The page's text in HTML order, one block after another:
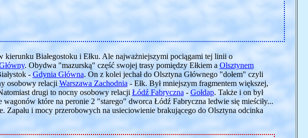
kierunku Białegostoku i Ełku. Ale najważniejszymi pociągami tej linii o
. Obydwa "mazurską" część swojej trasy pomiędzy Ełkiem a Olsztynem
- Gdynia Główna. On z kolei jechał do Olsztyna Głównego "dołem" czyli
osobowy relacji Warszawa Zachodnia - Ełk. Był mniejszym fragmentem większej,
drugi to nocny osobowy relacji Łódź Fabryczna - Gołdap. Także i on był
które na peronie 2 "starego" dworca Łódź Fabryczna ledwie się mieściły...
Zapału i mocy przerobowych na usieciowienie brakującego do Olsztyna odcinka